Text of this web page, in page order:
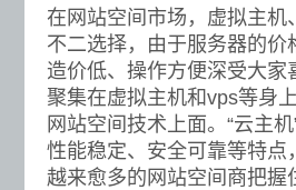
在网站空间市场，虚拟主
不二选择，由于服务器的
造价低、操作方便深受大
聚集在虚拟主机和vps等身
网站空间技术上面。“云主
性能稳定、安全可靠等特
越来愈多的网站空间商把